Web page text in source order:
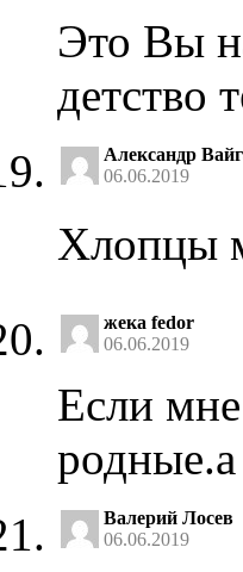
Это Вы
детство
Александр
06.06.2019
Хлопцы
жека fedor
06.06.2019
Если
родные.а
Валерий Лосев
06.06.2019